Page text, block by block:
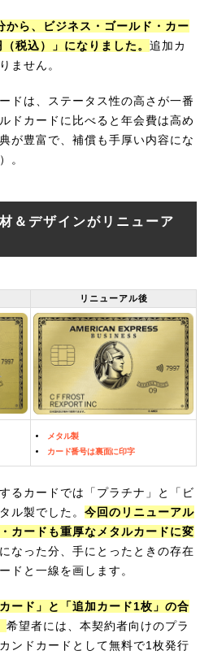
ら、ビジネス・ゴールド・カー
税込）」になりました。 追加カ
ません。
ドは、ステータス性の高さが一番
ドカードに比べると年会費は高め
が豊富で、補償も手厚い内容にな
。
＆デザインがリニューア
リニューアル後
メタル製
カード番号は裏面に印字
るカードでは「プラチナ」と「ビ
ル製でした。 今回のリニューアル
カードも重厚なメタルカードに変
なった分、手にとったときの存在
ドと一線を画します。
ード」と「追加カード1枚」の合
希望者には、本契約者向けのプラ
ンドカードとして無料で1枚発行